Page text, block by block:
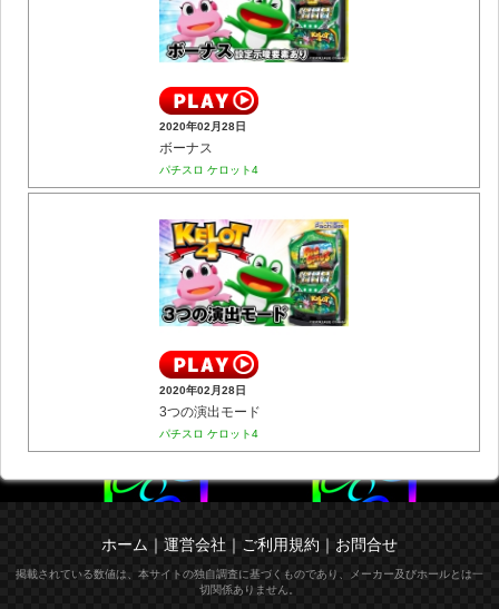
2020年02月28日
ボーナス
パチスロ ケロット4
2020年02月28日
3つの演出モード
パチスロ ケロット4
ホーム ｜ 運営会社 ｜ ご利用規約 ｜ お問合せ
掲載されている数値は、本サイトの独自調査に基づくものであり、メーカー及びホールとは一
切関係ありません。